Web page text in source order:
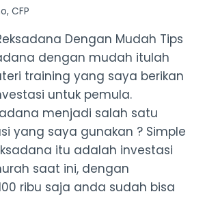
CFP
Dengan Mudah Tips
dengan mudah itulah
training yang saya berikan
untuk pemula.
menjadi salah satu
yang saya gunakan ? Simple
itu adalah investasi
saat ini, dengan
ribu saja anda sudah bisa